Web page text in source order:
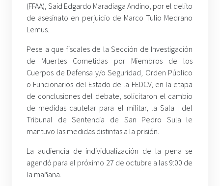
(FFAA), Said Edgardo Maradiaga Andino, por el delito
de asesinato en perjuicio de Marco Tulio Medrano
Lemus.
Pese a que fiscales de la Sección de Investigación
de Muertes Cometidas por Miembros de los
Cuerpos de Defensa y/o Seguridad, Orden Público
o Funcionarios del Estado de la FEDCV, en la etapa
de conclusiones del debate, solicitaron el cambio
de medidas cautelar para el militar, la Sala I del
Tribunal de Sentencia de San Pedro Sula le
mantuvo las medidas distintas a la prisión.
La audiencia de individualización de la pena se
agendó para el próximo 27 de octubre a las 9:00 de
la mañana.